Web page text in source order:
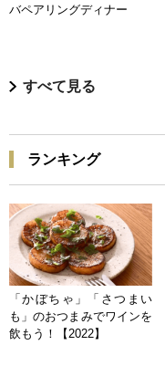
バペアリングディナー
すべて見る
ランキング
「かぼちゃ」「さつまい
も」のおつまみでワインを
飲もう！【2022】